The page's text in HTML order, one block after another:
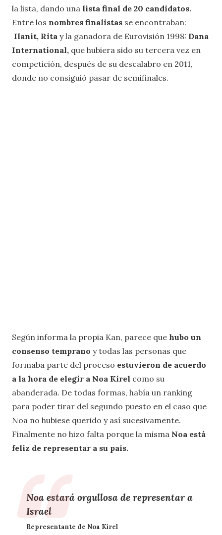
la lista, dando una lista final de 20 candidatos.
Entre los nombres finalistas se encontraban:
Ilanit, Rita y la ganadora de Eurovisión 1998: Dana
International, que hubiera sido su tercera vez en
competición, después de su descalabro en 2011,
donde no consiguió pasar de semifinales.
Según informa la propia Kan, parece que hubo un
consenso temprano y todas las personas que
formaba parte del proceso estuvieron de acuerdo
a la hora de elegir a Noa Kirel como su
abanderada. De todas formas, había un ranking
para poder tirar del segundo puesto en el caso que
Noa no hubiese querido y así sucesivamente.
Finalmente no hizo falta porque la misma Noa está
feliz de representar a su país.
Noa estará orgullosa de representar a
Israel
Representante de Noa Kirel